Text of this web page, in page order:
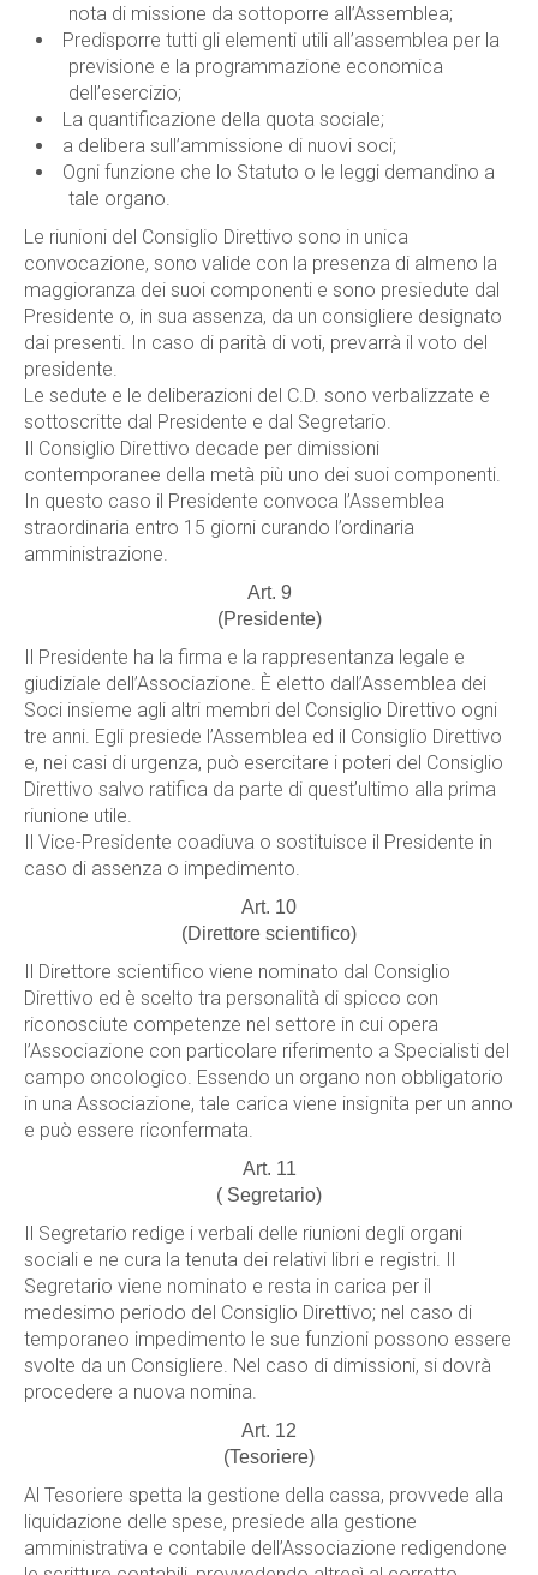
nota di missione da sottoporre all’Assemblea;
Predisporre tutti gli elementi utili all’assemblea per la
previsione e la programmazione economica
dell’esercizio;
La quantificazione della quota sociale;
a delibera sull’ammissione di nuovi soci;
Ogni funzione che lo Statuto o le leggi demandino a
tale organo.
Le riunioni del Consiglio Direttivo sono in unica
convocazione, sono valide con la presenza di almeno la
maggioranza dei suoi componenti e sono presiedute dal
Presidente o, in sua assenza, da un consigliere designato
dai presenti. In caso di parità di voti, prevarrà il voto del
presidente.
Le sedute e le deliberazioni del C.D. sono verbalizzate e
sottoscritte dal Presidente e dal Segretario.
Il Consiglio Direttivo decade per dimissioni
contemporanee della metà più uno dei suoi componenti.
In questo caso il Presidente convoca l’Assemblea
straordinaria entro 15 giorni curando l’ordinaria
amministrazione.
Art. 9
(Presidente)
Il Presidente ha la firma e la rappresentanza legale e
giudiziale dell’Associazione. È eletto dall’Assemblea dei
Soci insieme agli altri membri del Consiglio Direttivo ogni
tre anni. Egli presiede l’Assemblea ed il Consiglio Direttivo
e, nei casi di urgenza, può esercitare i poteri del Consiglio
Direttivo salvo ratifica da parte di quest’ultimo alla prima
riunione utile.
Il Vice-Presidente coadiuva o sostituisce il Presidente in
caso di assenza o impedimento.
Art. 10
(Direttore scientifico)
Il Direttore scientifico viene nominato dal Consiglio
Direttivo ed è scelto tra personalità di spicco con
riconosciute competenze nel settore in cui opera
l’Associazione con particolare riferimento a Specialisti del
campo oncologico. Essendo un organo non obbligatorio
in una Associazione, tale carica viene insignita per un anno
e può essere riconfermata.
Art. 11
( Segretario)
Il Segretario redige i verbali delle riunioni degli organi
sociali e ne cura la tenuta dei relativi libri e registri. Il
Segretario viene nominato e resta in carica per il
medesimo periodo del Consiglio Direttivo; nel caso di
temporaneo impedimento le sue funzioni possono essere
svolte da un Consigliere. Nel caso di dimissioni, si dovrà
procedere a nuova nomina.
Art. 12
(Tesoriere)
Al Tesoriere spetta la gestione della cassa, provvede alla
liquidazione delle spese, presiede alla gestione
amministrativa e contabile dell’Associazione redigendone